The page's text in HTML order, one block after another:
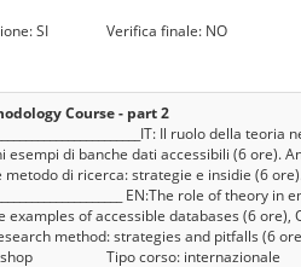
SI Verifica finale: NO
Course - part 2
Il ruolo
esempi di banche dati accessibili (6 ore).
metodo di ricerca: strategie e insidie (6
EN:The role of
examples of accessible databases (6
method: strategies and pitfalls (6
Tipo corso: internazionale